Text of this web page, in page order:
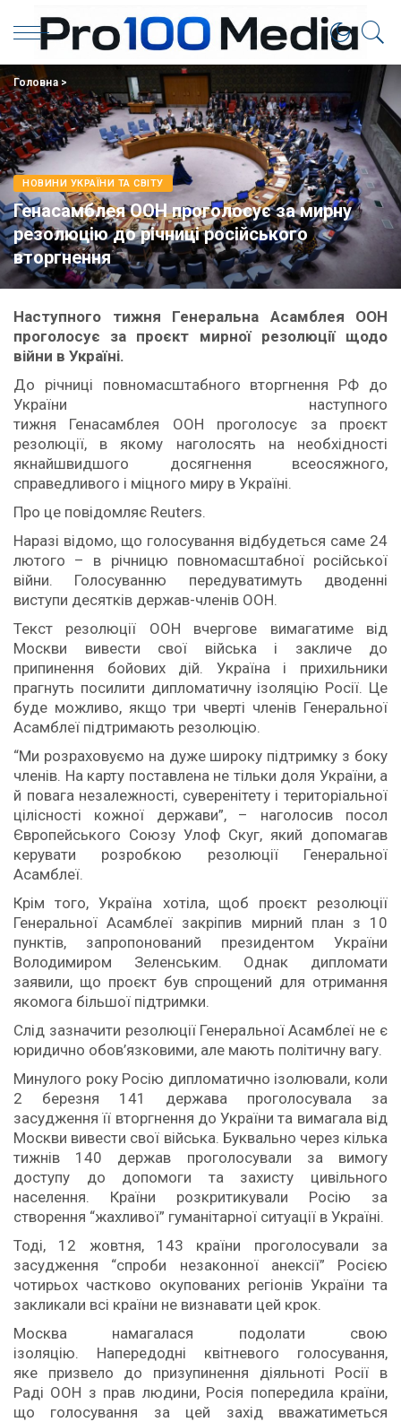
Головна>
НОВИНИ УКРАЇНИ ТА СВІТУ
Генасамблея ООН проголосує за мирну
резолюцію до річниці російського
вторгнення
Наступного тижня Генеральна Асамблея ООН
проголосує за проєкт мирної резолюції щодо
війни в Україні.
До річниці повномасштабного вторгнення РФ до
України наступного
тижня Генасамблея ООН проголосує за проєкт
резолюції, в якому наголосять на необхідності
якнайшвидшого досягнення всеосяжного,
справедливого і міцного миру в Україні.
Про це повідомляє Reuters.
Наразі відомо, що голосування відбудеться саме 24
лютого – в річницю повномасштабної російської
війни. Голосуванню передуватимуть дводенні
виступи десятків держав-членів ООН.
Текст резолюції ООН вчергове вимагатиме від
Москви вивести свої війська і закличе до
припинення бойових дій. Україна і прихильники
прагнуть посилити дипломатичну ізоляцію Росії. Це
буде можливо, якщо три чверті членів Генеральної
Асамблеї підтримають резолюцію.
“Ми розраховуємо на дуже широку підтримку з боку
членів. На карту поставлена не тільки доля України, а
й повага незалежності, суверенітету і територіальної
цілісності кожної держави”, – наголосив посол
Європейського Союзу Улоф Скуг, який допомагав
керувати розробкою резолюції Генеральної
Асамблеї.
Крім того, Україна хотіла, щоб проєкт резолюції
Генеральної Асамблеї закріпив мирний план з 10
пунктів, запропонований президентом України
Володимиром Зеленським. Однак дипломати
заявили, що проєкт був спрощений для отримання
якомога більшої підтримки.
Слід зазначити резолюції Генеральної Асамблеї не є
юридично обов’язковими, але мають політичну вагу.
Минулого року Росію дипломатично ізолювали, коли
2 березня 141 держава проголосувала за
засудження її вторгнення до України та вимагала від
Москви вивести свої війська. Буквально через кілька
тижнів 140 держав проголосували за вимогу
доступу до допомоги та захисту цивільного
населення. Країни розкритикували Росію за
створення “жахливої” гуманітарної ситуації в Україні.
Тоді, 12 жовтня, 143 країни проголосували за
засудження “спроби незаконної анексії” Росією
чотирьох частково окупованих регіонів України та
закликали всі країни не визнавати цей крок.
Москва намагалася подолати свою
ізоляцію. Напередодні квітневого голосування,
яке призвело до призупинення діяльноті Росії в
Раді ООН з прав людини, Росія попередила країни,
що голосування за цей захід вважатиметься